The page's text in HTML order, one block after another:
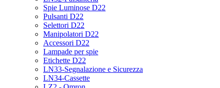
Spie Luminose D22
Pulsanti D22
Selettori D22
Manipolatori D22
Accessori D22
Lampade per spie
Etichette D22
LN33-Segnalazione e Sicurezza
LN34-Cassette